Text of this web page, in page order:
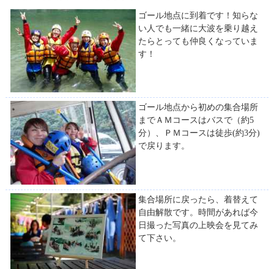
ゴール地点に到着です！知らな
い人でも一緒に大波を乗り越え
たらとっても仲良くなっていま
す！
ゴール地点から初めの集合場所
までＡＭコースはバスで（約5
分）、ＰＭコースは徒歩(約3分)
で戻ります。
集合場所に戻ったら、着替えて
自由解散です。時間があれば今
日撮った写真の上映会を見てみ
て下さい。